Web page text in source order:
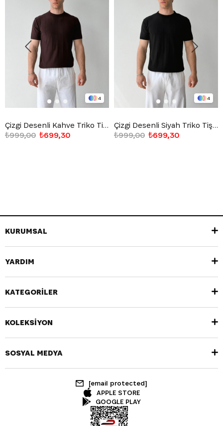
4
Çizgi Desenli Kahve Triko Tişört
₺699,30
₺999,00
4
Çizgi Desenli Siyah Triko Tişört
₺699,30
₺999,00
KURUMSAL
YARDIM
KATEGORİLER
KOLEKSİYON
SOSYAL MEDYA
[email protected]
APPLE STORE
GOOGLE PLAY